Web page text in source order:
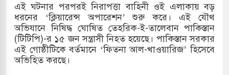
পথে ইসরায়েলীরা,হাতছাড়ার ঝুঁকিতে জরুরি
ঢলে ফুঁসে উঠেছে তিস্তা
এই ঘটনার পরপরই নিরাপত্তা বাহিনী ওই এলাকায় বড়
ধরনের ‘ক্লিয়ারেন্স অপারেশন’ শুরু করে। এই যৌথ
অভিযানে নিষিদ্ধ ঘোষিত তেহরিক-ই-তালেবান পাকিস্তান
(টিটিপি)-র ১৫ জন সন্ত্রাসী নিহত হয়েছে। পাকিস্তান সরকার
এই গোষ্ঠীটিকে বর্তমানে ‘ফিতনা আল-খাওয়ারিজ’ হিসেবে
অভিহিত করছে।